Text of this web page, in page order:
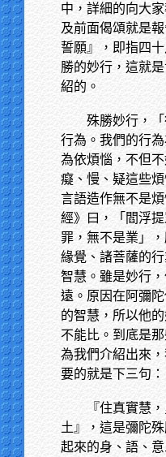
中，詳細的向大
及前面偈頌就是
誓願』，即指四
勝的妙行，這就
紹的。
殊勝妙行，
行為。我們的行
為依煩惱，不但
癡、慢、疑這些
言語造作無不是
經》曰，「閻浮
罪，無不是業」
緣覺、諸菩薩的
智慧。雖是妙行
遠。原因在阿彌
的智慧，所以他
不能比。到底是
為我們介紹出來
要的就是下三句：
『住真實慧
土』，這是彌陀
起來的身、語、